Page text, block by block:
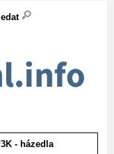
- házedla